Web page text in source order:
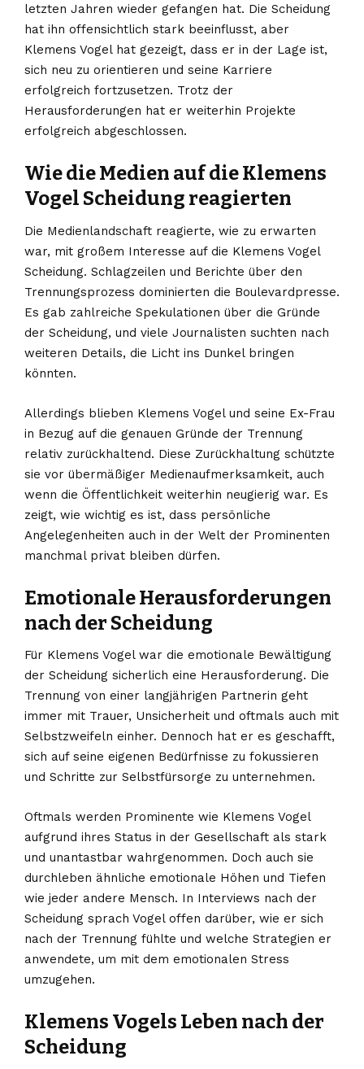
letzten Jahren wieder gefangen hat. Die Scheidung
hat ihn offensichtlich stark beeinflusst, aber
Klemens Vogel hat gezeigt, dass er in der Lage ist,
sich neu zu orientieren und seine Karriere
erfolgreich fortzusetzen. Trotz der
Herausforderungen hat er weiterhin Projekte
erfolgreich abgeschlossen.
Wie die Medien auf die Klemens
Vogel Scheidung reagierten
Die Medienlandschaft reagierte, wie zu erwarten
war, mit großem Interesse auf die Klemens Vogel
Scheidung. Schlagzeilen und Berichte über den
Trennungsprozess dominierten die Boulevardpresse.
Es gab zahlreiche Spekulationen über die Gründe
der Scheidung, und viele Journalisten suchten nach
weiteren Details, die Licht ins Dunkel bringen
könnten.
Allerdings blieben Klemens Vogel und seine Ex-Frau
in Bezug auf die genauen Gründe der Trennung
relativ zurückhaltend. Diese Zurückhaltung schützte
sie vor übermäßiger Medienaufmerksamkeit, auch
wenn die Öffentlichkeit weiterhin neugierig war. Es
zeigt, wie wichtig es ist, dass persönliche
Angelegenheiten auch in der Welt der Prominenten
manchmal privat bleiben dürfen.
Emotionale Herausforderungen
nach der Scheidung
Für Klemens Vogel war die emotionale Bewältigung
der Scheidung sicherlich eine Herausforderung. Die
Trennung von einer langjährigen Partnerin geht
immer mit Trauer, Unsicherheit und oftmals auch mit
Selbstzweifeln einher. Dennoch hat er es geschafft,
sich auf seine eigenen Bedürfnisse zu fokussieren
und Schritte zur Selbstfürsorge zu unternehmen.
Oftmals werden Prominente wie Klemens Vogel
aufgrund ihres Status in der Gesellschaft als stark
und unantastbar wahrgenommen. Doch auch sie
durchleben ähnliche emotionale Höhen und Tiefen
wie jeder andere Mensch. In Interviews nach der
Scheidung sprach Vogel offen darüber, wie er sich
nach der Trennung fühlte und welche Strategien er
anwendete, um mit dem emotionalen Stress
umzugehen.
Klemens Vogels Leben nach der
Scheidung